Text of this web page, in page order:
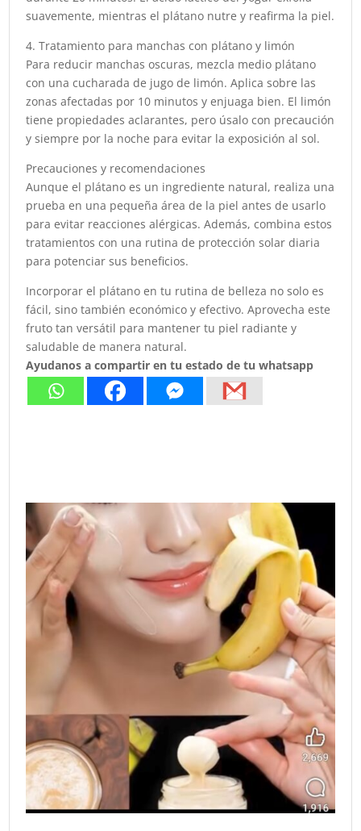
suavemente, mientras el plátano nutre y reafirma la piel.
4. Tratamiento para manchas con plátano y limón
Para reducir manchas oscuras, mezcla medio plátano
con una cucharada de jugo de limón. Aplica sobre las
zonas afectadas por 10 minutos y enjuaga bien. El limón
tiene propiedades aclarantes, pero úsalo con precaución
y siempre por la noche para evitar la exposición al sol.
Precauciones y recomendaciones
Aunque el plátano es un ingrediente natural, realiza una
prueba en una pequeña área de la piel antes de usarlo
para evitar reacciones alérgicas. Además, combina estos
tratamientos con una rutina de protección solar diaria
para potenciar sus beneficios.
Incorporar el plátano en tu rutina de belleza no solo es
fácil, sino también económico y efectivo. Aprovecha este
fruto tan versátil para mantener tu piel radiante y
saludable de manera natural.
Ayudanos a compartir en tu estado de tu whatsapp